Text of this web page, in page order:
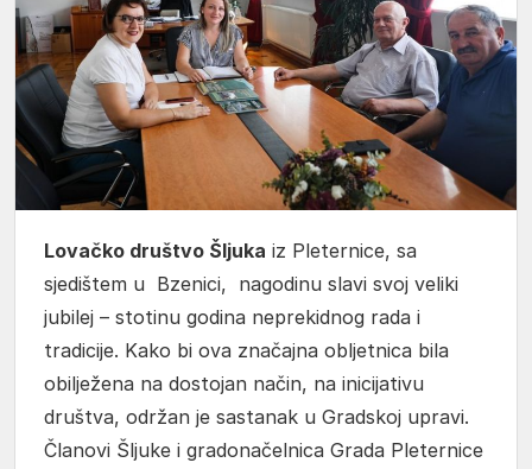
Lovačko društvo Šljuka iz Pleternice, sa
sjedištem u Bzenici, nagodinu slavi svoj veliki
jubilej – stotinu godina neprekidnog rada i
tradicije. Kako bi ova značajna obljetnica bila
obilježena na dostojan način, na inicijativu
društva, održan je sastanak u Gradskoj upravi.
Članovi Šljuke i gradonačelnica Grada Pleternice